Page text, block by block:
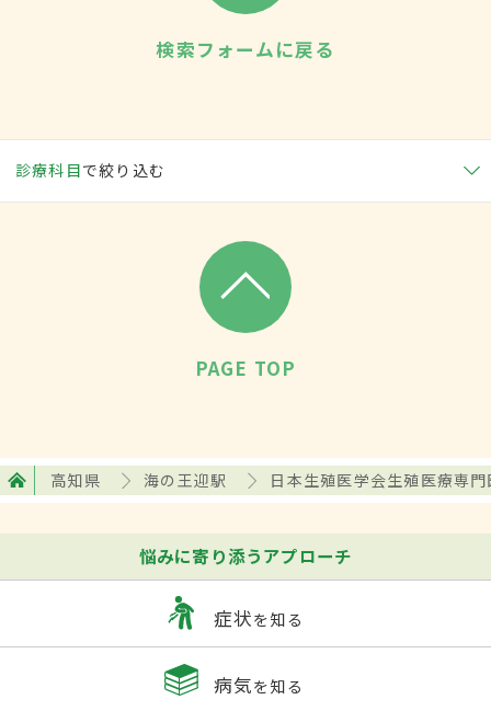
検索フォームに戻る
診療科目で絞り込む
PAGE TOP
高知県 海の王迎駅 日本生殖医学会生殖医療専門
悩みに寄り添うアプローチ
症状を知る
病気を知る